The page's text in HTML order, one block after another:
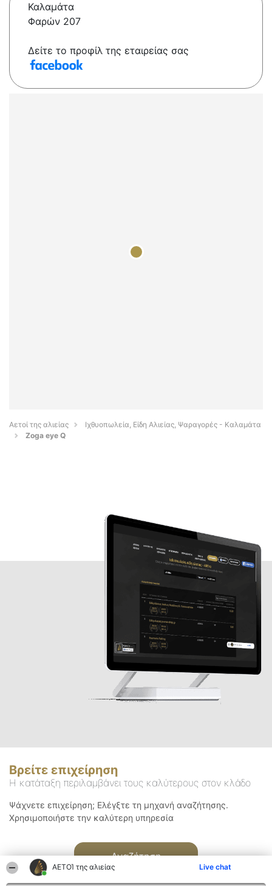
ΑΕΤΟΊ της αλιείας Live chat
Καλαμάτα
Φαρών 207
Δείτε το προφίλ της εταιρείας σας
Αετοί της αλιείας
Ιχθυοπωλεία, Είδη Αλιείας, Ψαραγορές - Καλαμάτα
Zoga eye Q
Βρείτε επιχείρηση
Η κατάταξη περιλαμβάνει τους καλύτερους στον κλάδο
Ψάχνετε επιχείρηση; Ελέγξτε τη μηχανή αναζήτησης.
Χρησιμοποιήστε την καλύτερη υπηρεσία
Αναζήτηση